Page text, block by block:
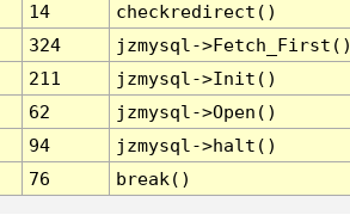
14
checkredirect()
324
jzmysql-
211
jzmysql->Init()
62
jzmysql->Open()
94
jzmysql->halt()
76 break()